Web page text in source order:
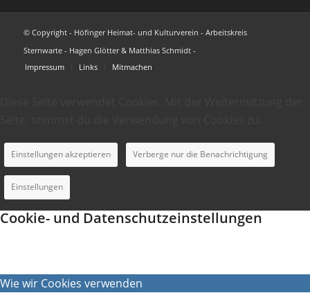
© Copyright - Höfinger Heimat- und Kulturverein - Arbeitskreis
Sternwarte - Hagen Glötter & Matthias Schmidt -
Impressum
Links Mitmachen
Einstellungen akzeptieren Verberge nur die Benachrichtigung
Einstellungen
Cookie- und Datenschutzeinstellungen
Wie wir Cookies verwenden